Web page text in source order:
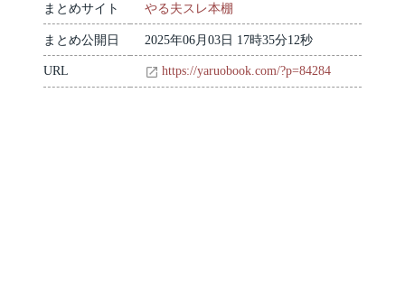
まとめサイト やる夫スレ本棚
まとめ公開日 2025年06月03日 17時35分12秒
URL https://yaruobook.com/?p=84284